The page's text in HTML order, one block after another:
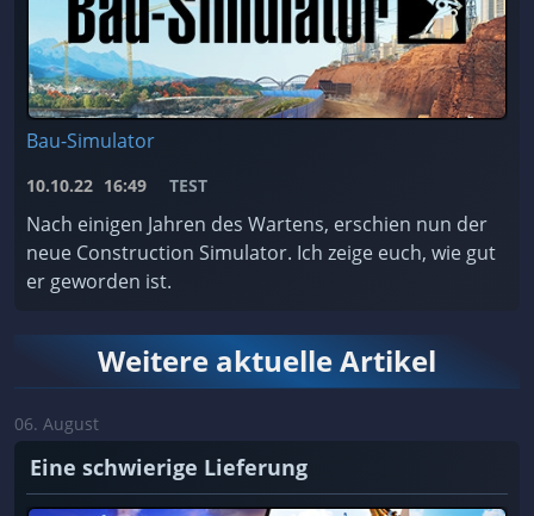
Bau-Simulator
10.10.22 16:49 TEST
Nach einigen Jahren des Wartens, erschien nun der
neue Construction Simulator. Ich zeige euch, wie gut
er geworden ist.
Weitere aktuelle Artikel
06. August
Eine schwierige Lieferung